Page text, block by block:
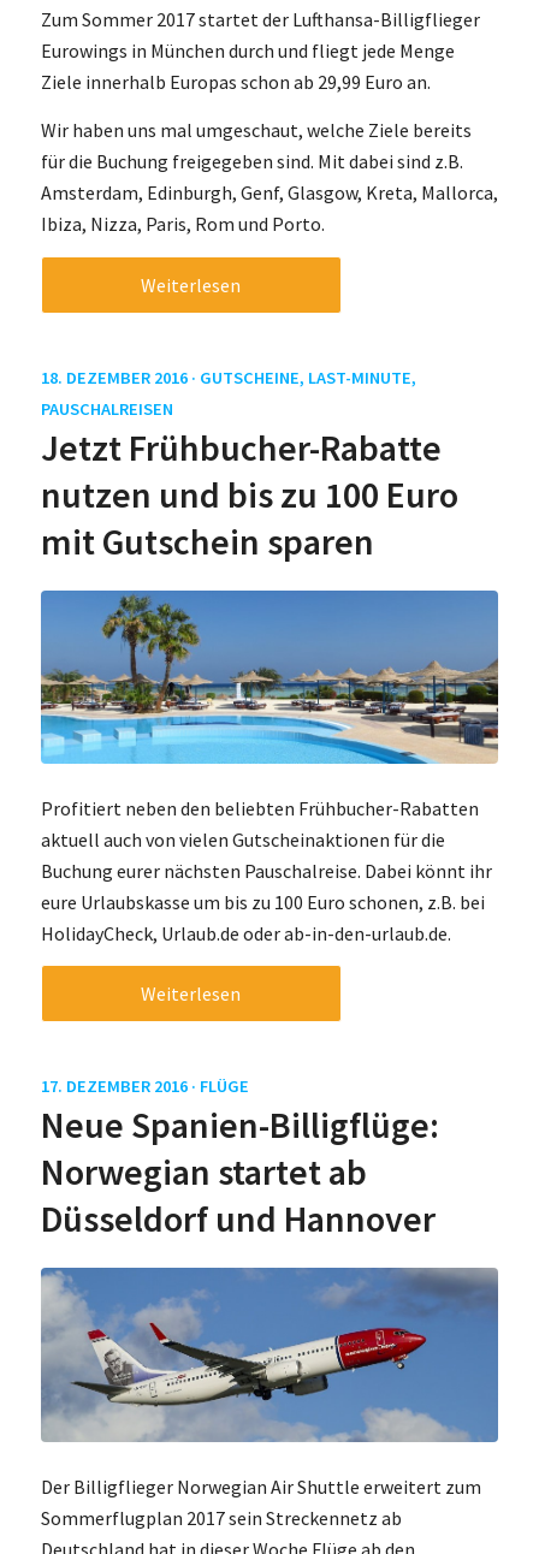
Zum Sommer 2017 startet der Lufthansa-Billigflieger
Eurowings in München durch und fliegt jede Menge
Ziele innerhalb Europas schon ab 29,99 Euro an.
Wir haben uns mal umgeschaut, welche Ziele bereits
für die Buchung freigegeben sind. Mit dabei sind z.B.
Amsterdam, Edinburgh, Genf, Glasgow, Kreta, Mallorca,
Ibiza, Nizza, Paris, Rom und Porto.
Weiterlesen
18. DEZEMBER 2016 · GUTSCHEINE, LAST-MINUTE,
PAUSCHALREISEN
Jetzt Frühbucher-Rabatte
nutzen und bis zu 100 Euro
mit Gutschein sparen
Profitiert neben den beliebten Frühbucher-Rabatten
aktuell auch von vielen Gutscheinaktionen für die
Buchung eurer nächsten Pauschalreise. Dabei könnt ihr
eure Urlaubskasse um bis zu 100 Euro schonen, z.B. bei
HolidayCheck, Urlaub.de oder ab-in-den-urlaub.de.
Weiterlesen
17. DEZEMBER 2016 · FLÜGE
Neue Spanien-Billigflüge:
Norwegian startet ab
Düsseldorf und Hannover
Der Billigflieger Norwegian Air Shuttle erweitert zum
Sommerflugplan 2017 sein Streckennetz ab
Deutschland hat in dieser Woche Flüge ab den